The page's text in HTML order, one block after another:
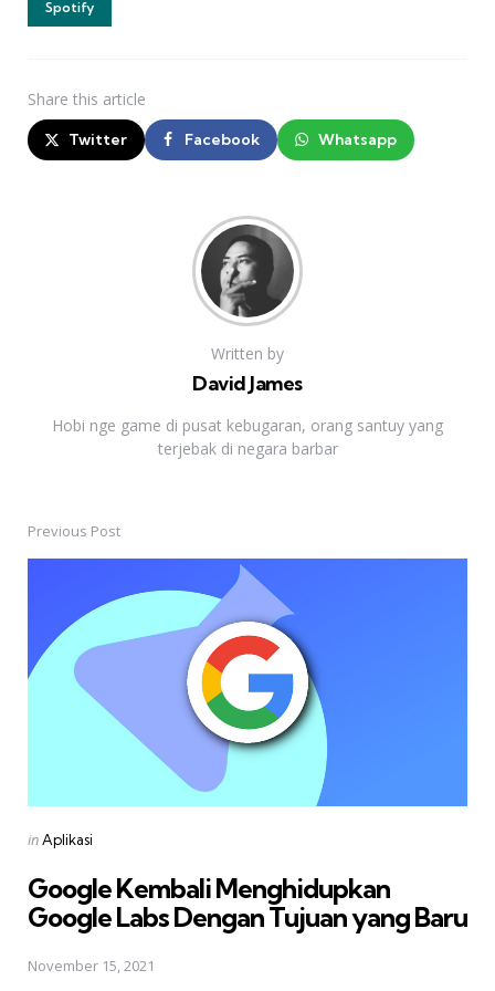
Spotify
Share this article
Twitter Facebook Whatsapp
Written by
David James
Hobi nge game di pusat kebugaran, orang santuy yang
terjebak di negara barbar
PostPrevious Post
Posted
inAplikasi
Google Kembali Menghidupkan
Google Labs Dengan Tujuan yang Baru
November 15, 2021